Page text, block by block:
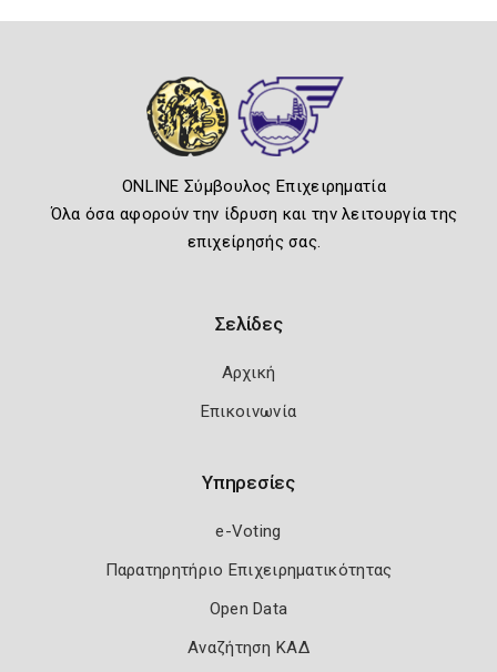
ONLINE Σύμβουλος Επιχειρηματία
Όλα όσα αφορούν την ίδρυση και την λειτουργία της
επιχείρησής σας.
Σελίδες
Αρχική
Επικοινωνία
Υπηρεσίες
e-Voting
Παρατηρητήριο Επιχειρηματικότητας
Open Data
Αναζήτηση ΚΑΔ